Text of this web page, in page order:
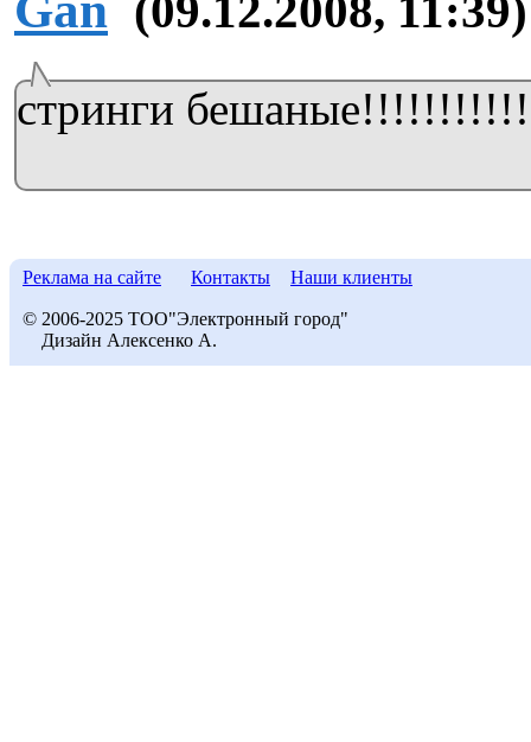
(09.12.2008, 11:39)
стринги бешаные!!!!!!!!!!!
Реклама на сайте Контакты Наши клиенты
© 2006-2025 ТОО"Электронный город"
Дизайн Алексенко А.